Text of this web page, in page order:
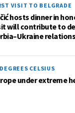
VISIT TO BELGRADE
hosts dinner in
will contribute to
relations
CELSIUS
under extreme